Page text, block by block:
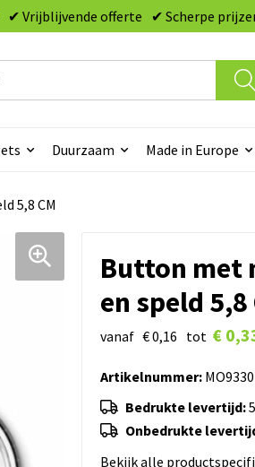
✔ Vrijblijvende offerte ✔ Scherpe
Duurzaam Made in Europe
5,8 CM
Button met
en speld 5,8
vanaf € 0,16 tot €
Artikelnummer:
Bedrukte levertijd:
Onbedrukte
Bekijk alle